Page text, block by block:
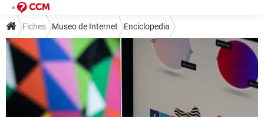
Fiches Museo de Internet Enciclopedia